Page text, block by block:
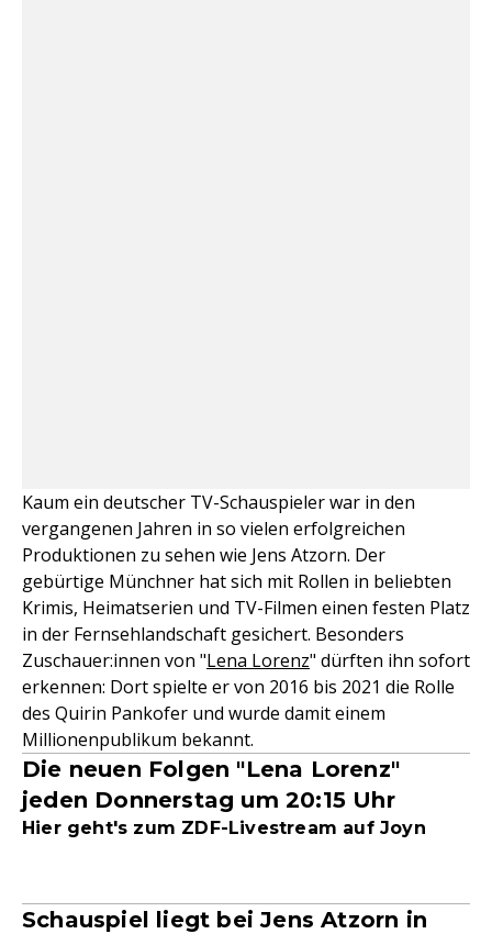
Kaum ein deutscher TV-Schauspieler war in den
vergangenen Jahren in so vielen erfolgreichen
Produktionen zu sehen wie Jens Atzorn. Der
gebürtige Münchner hat sich mit Rollen in beliebten
Krimis, Heimatserien und TV-Filmen einen festen Platz
in der Fernsehlandschaft gesichert. Besonders
Zuschauer:innen von "Lena Lorenz" dürften ihn sofort
erkennen: Dort spielte er von 2016 bis 2021 die Rolle
des Quirin Pankofer und wurde damit einem
Millionenpublikum bekannt.
Die neuen Folgen "Lena Lorenz"
jeden Donnerstag um 20:15 Uhr
Hier geht's zum ZDF-Livestream auf Joyn
Schauspiel liegt bei Jens Atzorn in